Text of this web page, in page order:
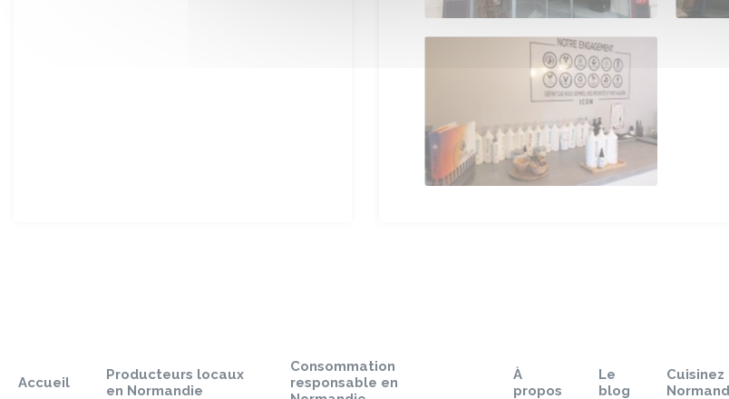
page
Accueil
Producteurs locaux
en Normandie
Consommation
responsable en
À
propos
Le
blog
Cuisinez